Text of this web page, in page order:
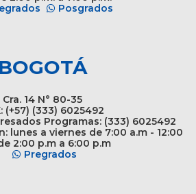
Posgrados
BOGOTÁ
Cra. 14 N° 80-35
(+57) (333) 6025492
Programas: (333) 6025492
lunes a viernes de 7:00 a.m - 12:00
2:00 p.m a 6:00 p.m
Pregrados